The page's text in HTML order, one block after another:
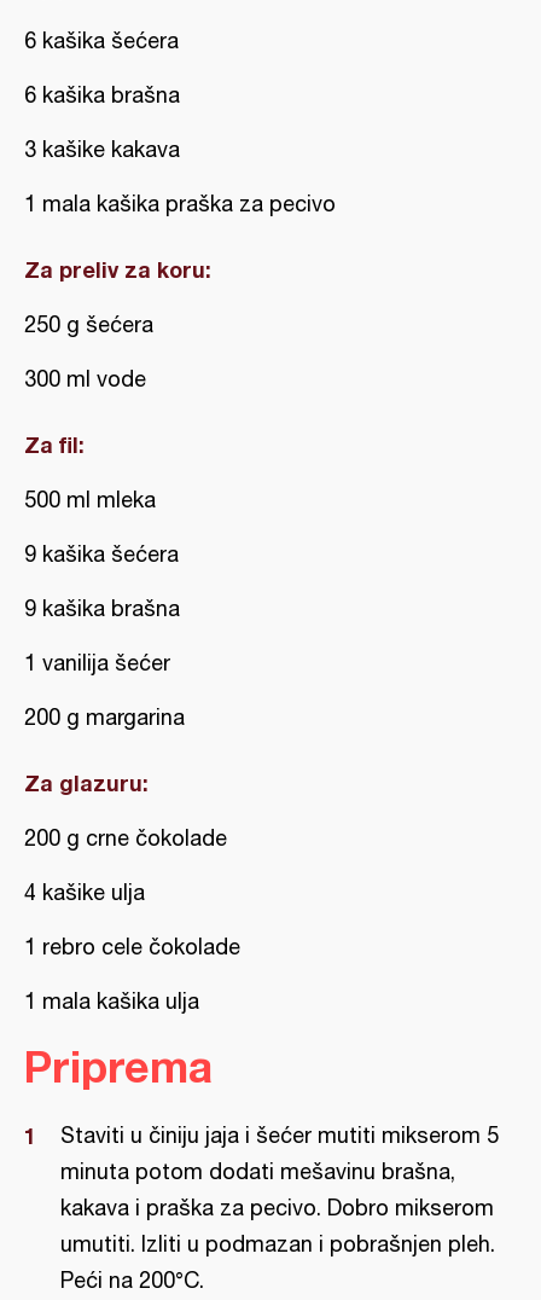
6 kašika šećera
6 kašika brašna
3 kašike kakava
1 mala kašika praška za pecivo
Za preliv za koru:
250 g šećera
300 ml vode
Za fil:
500 ml mleka
9 kašika šećera
9 kašika brašna
1 vanilija šećer
200 g margarina
Za glazuru:
200 g crne čokolade
4 kašike ulja
1 rebro cele čokolade
1 mala kašika ulja
Priprema
Staviti u činiju jaja i šećer mutiti mikserom 5
minuta potom dodati mešavinu brašna,
kakava i praška za pecivo. Dobro mikserom
umutiti. Izliti u podmazan i pobrašnjen pleh.
Peći na 200°C.